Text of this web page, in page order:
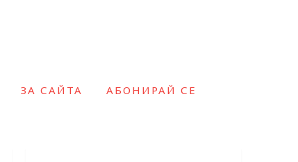
ЗА САЙТА АБОНИРАЙ СЕ